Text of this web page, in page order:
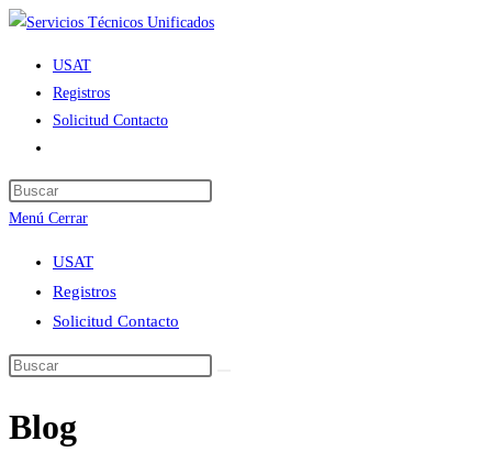
Ir
contenido
USAT
Registros
Solicitud Contacto
de
la
web
Menú Cerrar
USAT
Registros
Solicitud Contacto
Blog